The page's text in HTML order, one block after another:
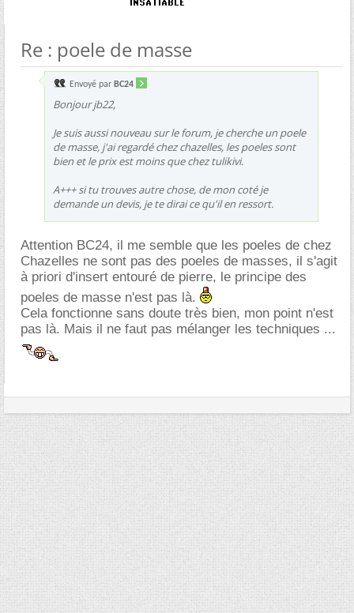
Re : poele de masse
Envoyé par BC24
Bonjour jb22,
Je suis aussi nouveau sur le forum, je cherche un poele
de masse, j'ai regardé chez chazelles, les poeles sont
bien et le prix est moins que chez tulikivi.
A+++ si tu trouves autre chose, de mon coté je
demande un devis, je te dirai ce qu'il en ressort.
Attention BC24, il me semble que les poeles de chez
Chazelles ne sont pas des poeles de masses, il s'agit
à priori d'insert entouré de pierre, le principe des
poeles de masse n'est pas là.
Cela fonctionne sans doute très bien, mon point n'est
pas là. Mais il ne faut pas mélanger les techniques ...